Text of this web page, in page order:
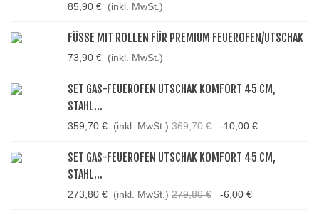
85,90 € (inkl. MwSt.)
FÜSSE MIT ROLLEN FÜR PREMIUM FEUEROFEN/UTSCHAK
73,90 € (inkl. MwSt.)
SET GAS-FEUEROFEN UTSCHAK KOMFORT 45 CM,
STAHL...
359,70 € (inkl. MwSt.) 369,70 € -10,00 €
SET GAS-FEUEROFEN UTSCHAK KOMFORT 45 CM,
STAHL...
273,80 € (inkl. MwSt.) 279,80 € -6,00 €